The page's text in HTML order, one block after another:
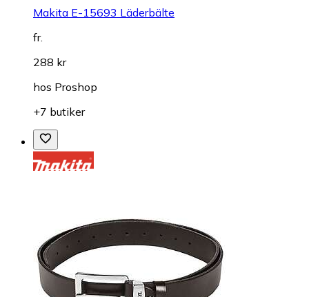
Makita E-15693 Läderbälte
fr.
288 kr
hos Proshop
+7 butiker